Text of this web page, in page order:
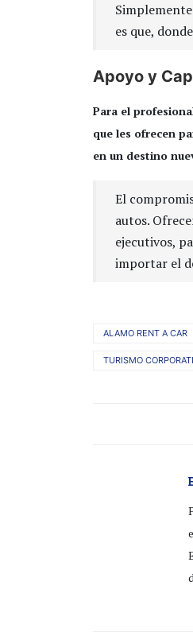
es que,
Apoyo y
Para el
que les ofrecen
en un destino
El
autos.
ejecutivos,
importar el
ALAMO RENT A CAR
TURISMO